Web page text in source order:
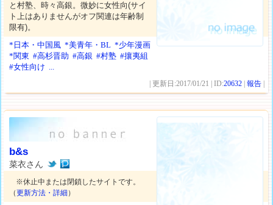
と村塾、時々高銀。微妙に女性向(サイ
ト上はありませんがオフ関連は年齢制
限有)。
*日本・中国風 *美青年・BL *少年漫画
*関東 #高杉晋助 #高銀 #村塾 #攘夷組
#女性向け ...
| 更新日:2017/01/21 | ID:20632 |報告
b&s
菜衣さん
※休止中または閉鎖したサイトです。
（更新方法・詳細 ）